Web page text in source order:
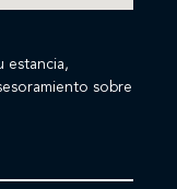
estancia,
sobre